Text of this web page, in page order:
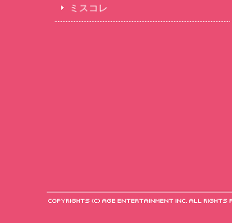
ミスコレ